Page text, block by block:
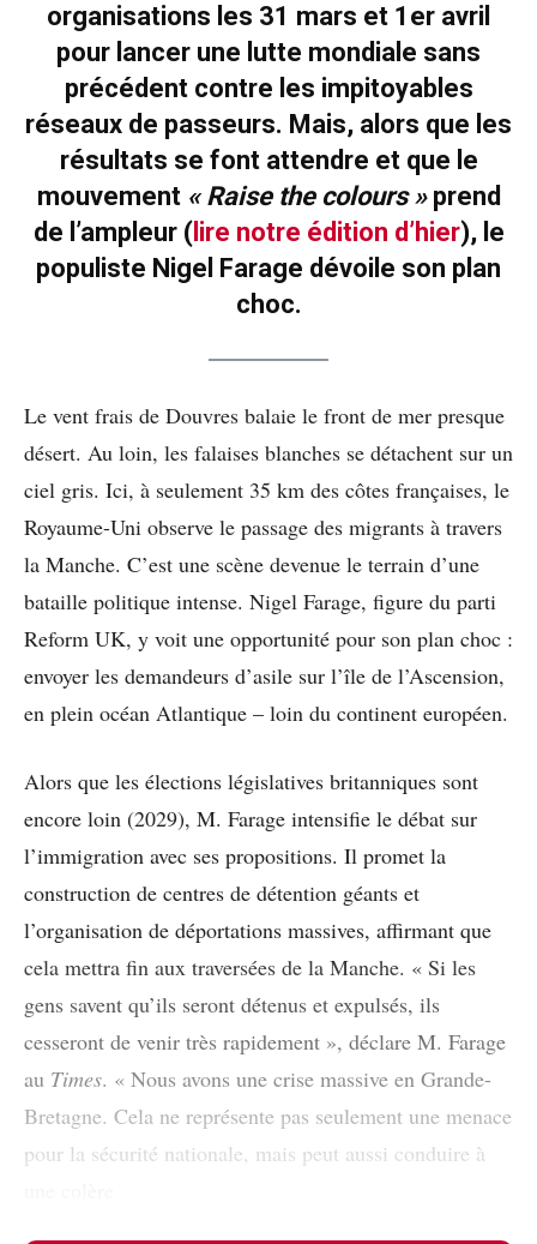
organisations les 31 mars et 1er avril
pour lancer une lutte mondiale sans
précédent contre les impitoyables
réseaux de passeurs. Mais, alors que les
résultats se font attendre et que le
mouvement « Raise the colours »prend
de l’ampleur (lire notre édition d’hier), le
populiste Nigel Farage dévoile son plan
choc.
Le vent frais de Douvres balaie le front de mer presque
désert. Au loin, les falaises blanches se détachent sur un
ciel gris. Ici, à seulement 35 km des côtes françaises, le
Royaume-Uni observe le passage des migrants à travers
la Manche. C’est une scène devenue le terrain d’une
bataille politique intense. Nigel Farage, figure du parti
Reform UK, y voit une opportunité pour son plan choc :
envoyer les demandeurs d’asile sur l’île de l’Ascension,
en plein océan Atlantique – loin du continent européen.
Alors que les élections législatives britanniques sont
encore loin (2029), M. Farage intensifie le débat sur
l’immigration avec ses propositions. Il promet la
construction de centres de détention géants et
l’organisation de déportations massives, affirmant que
cela mettra fin aux traversées de la Manche. « Si les
gens savent qu’ils seront détenus et expulsés, ils
cesseront de venir très rapidement », déclare M. Farage
au Times. « Nous avons une crise massive en Grande-
Bretagne. Cela ne représente pas seulement une menace
pour la sécurité nationale, mais peut aussi conduire à